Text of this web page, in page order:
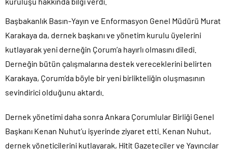
Başbakanlık Basın-Yayın ve Enformasyon Genel Müdürü Murat
Karakaya da, dernek başkanı ve yönetim kurulu üyelerini
kutlayarak yeni derneğin Çorum’a hayırlı olmasını diledi.
Derneğin bütün çalışmalarına destek vereceklerini belirten
Karakaya, Çorum’da böyle bir yeni birlikteliğin oluşmasının
sevindirici olduğunu aktardı.
Dernek yönetimi daha sonra Ankara Çorumlular Birliği Genel
Başkanı Kenan Nuhut’u işyerinde ziyaret etti. Kenan Nuhut,
dernek yöneticilerini kutlayarak, Hitit Gazeteciler ve Yayıncılar